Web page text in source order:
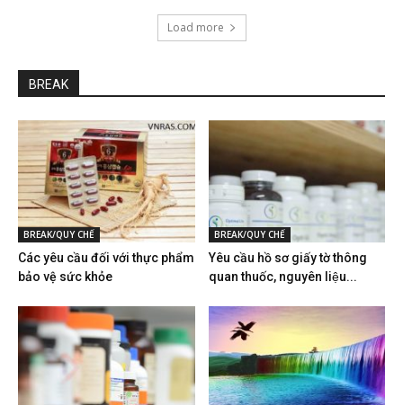
Load more
BREAK
BREAK/QUY CHẾ
Các yêu cầu đối với thực phẩm
bảo vệ sức khỏe
BREAK/QUY CHẾ
Yêu cầu hồ sơ giấy tờ thông
quan thuốc, nguyên liệu...